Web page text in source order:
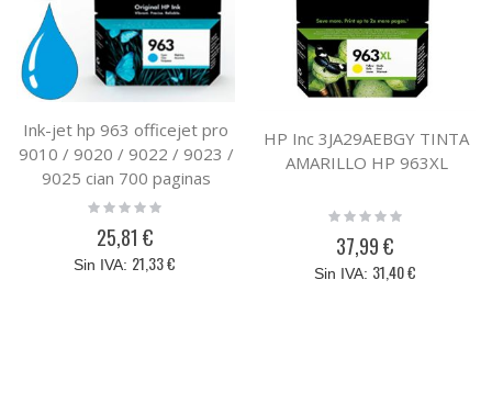
Ink-jet hp 963 officejet pro
9010 / 9020 / 9022 / 9023 /
9025 cian 700 paginas
Rating:
25,81 €
21,33 €
HP Inc 3JA29AEBGY TINTA
AMARILLO HP 963XL
Rating:
37,99 €
31,40 €